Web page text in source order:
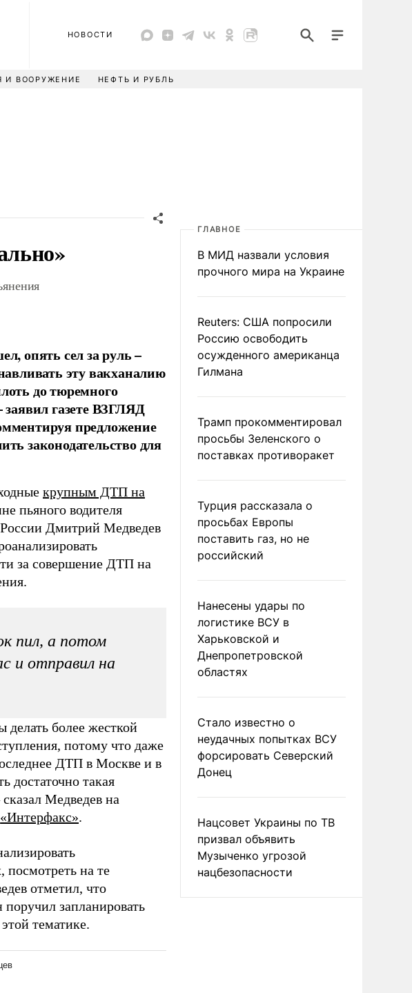
НОВОСТИ
И ВООРУЖЕНИЕ НЕФТЬ И РУБЛЬ
опять сел за руль –
эту вакханалию
до тюремного
газете ВЗГЛЯД
предложение
законодательство для
крупным ДТП на
пьяного водителя
Дмитрий Медведев
за совершение ДТП на
пил, а потом
и отправил на
делать более жесткой
потому что даже
ДТП в Москве и в
достаточно такая
Медведев на
«Интерфакс».
посмотреть на те
отметил, что
запланировать
тематике.
ГЛАВНОЕ
В МИД назвали условия
прочного мира на Украине
Reuters: США попросили
Россию освободить
осужденного американца
Гилмана
Трамп прокомментировал
просьбы Зеленского о
поставках противоракет
Турция рассказала о
просьбах Европы
поставить газ, но не
российский
Нанесены удары по
логистике ВСУ в
Харьковской и
Днепропетровской
областях
Стало известно о
неудачных попытках ВСУ
форсировать Северский
Донец
Нацсовет Украины по ТВ
призвал объявить
Музыченко угрозой
нацбезопасности